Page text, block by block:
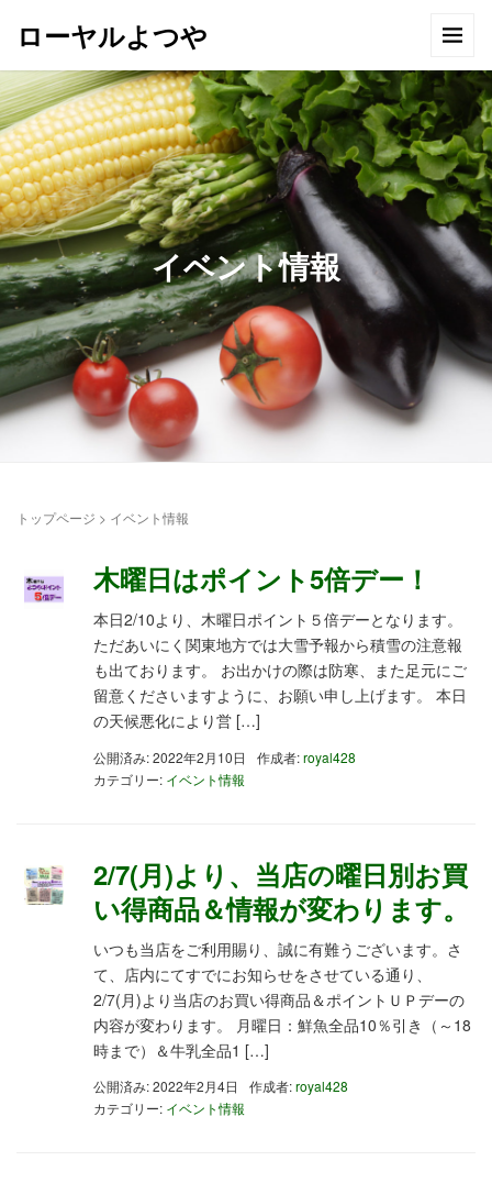
ローヤルよつや
イベント情報
トップページ > イベント情報
木曜日はポイント5倍デー！
本日2/10より、木曜日ポイント５倍デーとなります。
ただあいにく関東地方では大雪予報から積雪の注意報
も出ております。 お出かけの際は防寒、また足元にご
留意くださいますように、お願い申し上げます。 本日
の天候悪化により営 […]
公開済み: 2022年2月10日 作成者:royal428
カテゴリー: イベント情報
2/7(月)より、当店の曜日別お買
い得商品＆情報が変わります。
いつも当店をご利用賜り、誠に有難うございます。さ
て、店内にてすでにお知らせをさせている通り、
2/7(月)より当店のお買い得商品＆ポイントＵＰデーの
内容が変わります。 月曜日：鮮魚全品10％引き（～18
時まで）＆牛乳全品1 […]
公開済み: 2022年2月4日 作成者:royal428
カテゴリー: イベント情報